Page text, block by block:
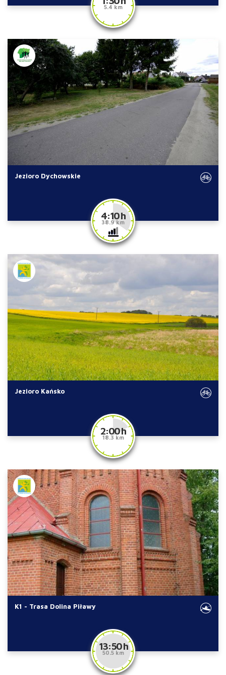
5.4 km
Jezioro Dychowskie
4:10 h
38.9 km
Jezioro Kańsko
2:00 h
18.3 km
K1 - Trasa Dolina Piławy
13:50 h
50.5 km